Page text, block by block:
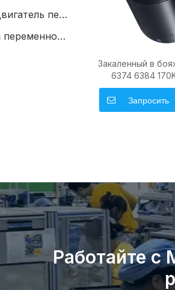
Промышленный двигатель переменного тока
Двигатель насоса переменного тока
Закаленный в
6374 6384
бесщеточный
постоянного
Запросить
Работайте с